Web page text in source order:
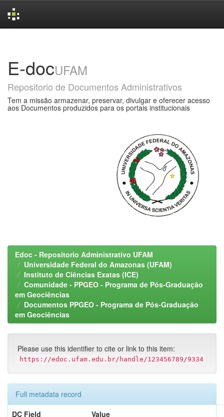
E-docUFAM
Repositorio de Documentos Administrativos
Tem a missão armazenar, preservar, divulgar e oferecer acesso
aos Documentos produzidos para os portais institucionais
Edoc - Repositorio Administrativo UFAM
Universidade Federal do Amazonas (UFAM)
Instituto de Ciências Exatas (ICE)
Comunidade - PPGEO - Programa de Pós-Graduação
em Geociências
Documentos PPGEO - Programa de Pós-Graduação
em Geociências
Please use this identifier to cite or link to this item:
https://edoc.ufam.edu.br/handle/123456789/9334
Full metadata record
DC Field
Value